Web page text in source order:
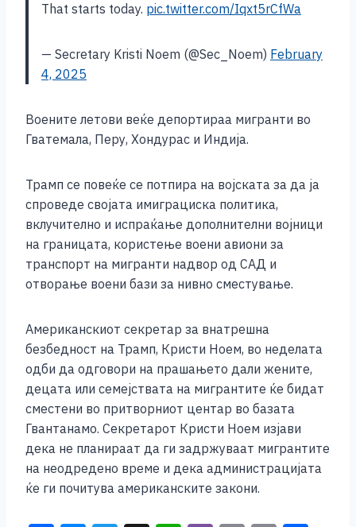
That starts today. pic.twitter.com/Iqxt5rCfWa
— Secretary Kristi Noem (@Sec_Noem) February
4, 2025
Воените летови веќе депортираа мигранти во
Гватемала, Перу, Хондурас и Индија.
Трамп се повеќе се потпира на војската за да ја
спроведе својата имиграциска политика,
вклучително и испраќање дополнителни војници
на границата, користење воени авиони за
транспорт на мигранти надвор од САД и
отворање воени бази за нивно сместување.
Американскиот секретар за внатрешна
безбедност на Трамп, Кристи Ноем, во неделата
одби да одговори на прашањето дали жените,
децата или семејствата на мигрантите ќе бидат
сместени во притворниот центар во базата
Гвантанамо. Секретарот Кристи Ноем изјави
дека не планираат да ги задржуваат мигрантите
на неодредено време и дека администрацијата
ќе ги почитува американските закони.